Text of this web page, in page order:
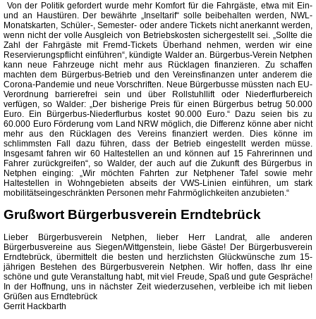
Von der Politik gefordert wurde mehr Komfort für die Fahrgäste, etwa mit Ein-
und an Haustüren. Der bewährte „Inseltarif“ solle beibehalten werden, NWL-
Monatskarten, Schüler-, Semester- oder andere Tickets nicht anerkannt werden,
wenn nicht der volle Ausgleich von Betriebskosten sichergestellt sei. „Sollte die
Zahl der Fahrgäste mit Fremd-Tickets Überhand nehmen, werden wir eine
Reservierungspflicht einführen“, kündigte Walder an. Bürgerbus-Verein Netphen
kann neue Fahrzeuge nicht mehr aus Rücklagen finanzieren. Zu schaffen
machten dem Bürgerbus-Betrieb und den Vereinsfinanzen unter anderem die
Corona-Pandemie und neue Vorschriften. Neue Bürgerbusse müssten nach EU-
Verordnung barrierefrei sein und über Rollstuhllift oder Niederflurbereich
verfügen, so Walder: „Der bisherige Preis für einen Bürgerbus betrug 50.000
Euro. Ein Bürgerbus-Niederflurbus kostet 90.000 Euro.“ Dazu seien bis zu
60.000 Euro Förderung vom Land NRW möglich, die Differenz könne aber nicht
mehr aus den Rücklagen des Vereins finanziert werden. Dies könne im
schlimmsten Fall dazu führen, dass der Betrieb eingestellt werden müsse.
Insgesamt fahren wir 60 Haltestellen an und können auf 15 Fahrerinnen und
Fahrer zurückgreifen“, so Walder, der auch auf die Zukunft des Bürgerbus in
Netphen einging: „Wir möchten Fahrten zur Netphener Tafel sowie mehr
Haltestellen in Wohngebieten abseits der VWS-Linien einführen, um stark
mobilitätseingeschränkten Personen mehr Fahrmöglichkeiten anzubieten.“
Grußwort Bürgerbusverein Erndtebrück
Lieber Bürgerbusverein Netphen, lieber Herr Landrat, alle anderen
Bürgerbusvereine aus Siegen/Wittgenstein, liebe Gäste! Der Bürgerbusverein
Erndtebrück, übermittelt die besten und herzlichsten Glückwünsche zum 15-
jährigen Bestehen des Bürgerbusverein Netphen. Wir hoffen, dass Ihr eine
schöne und gute Veranstaltung habt, mit viel Freude, Spaß und gute Gespräche!
In der Hoffnung, uns in nächster Zeit wiederzusehen, verbleibe ich mit lieben
Grüßen aus Erndtebrück
Gerrit Hackbarth